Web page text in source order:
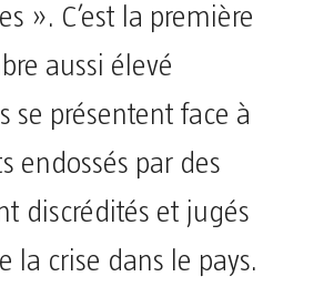
». C’est la première
aussi élevé
se présentent face à
endossés par des
discrédités et jugés
la crise dans le pays.